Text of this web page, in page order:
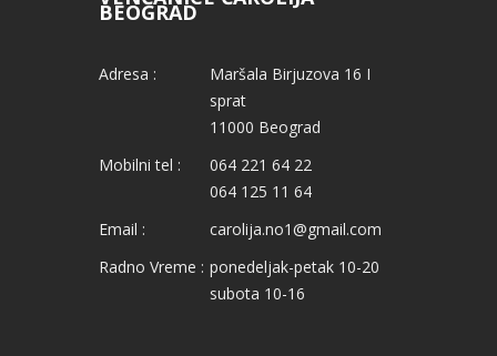
BEOGRAD
Adresa :
Maršala Birjuzova 16 I
sprat
11000 Beograd
Mobilni tel :
064 221 64 22
064 125 11 64
Email :
carolija.no1@gmail.com
Radno Vreme : ponedeljak-petak 10-20
subota 10-16